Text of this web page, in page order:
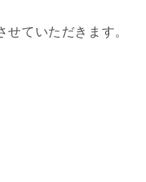
せていただきます。